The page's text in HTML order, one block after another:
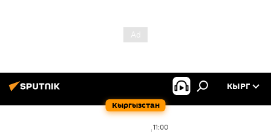
Кыргызстан
КЫРГ
11:00